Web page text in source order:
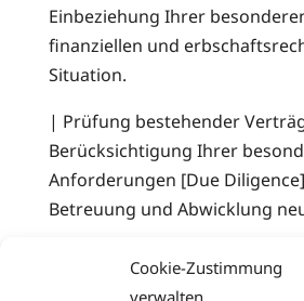
Cookie-Zustimmung
verwalten
Einbeziehung Ihrer
finanziellen und
Situation.
| Prüfung bestehender
Berücksichtigung Ihrer
Anforderungen [Due
Betreuung und Abwicklung
| Durchsetzung Ihrer
gesetzlichen Ansprüche.